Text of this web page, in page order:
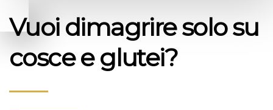
Vuoi dimagrire solo su
cosce e glutei?